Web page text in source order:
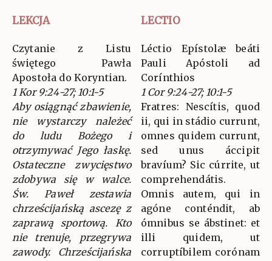
LEKCJA LECTIO
Czytanie z Listu
świętego Pawła
Apostoła do Koryntian.
1 Kor 9:24-27; 10:1-5
Aby osiągnąć zbawienie,
nie wystarczy należeć
do ludu Bożego i
otrzymywać Jego łaskę.
Ostateczne zwycięstwo
zdobywa się w walce.
Św. Paweł zestawia
chrześcijańską ascezę z
zaprawą sportową. Kto
nie trenuje, przegrywa
zawody. Chrześcijańska
Léctio Epístolæ beáti
Pauli Apóstoli ad
Corínthios
1 Cor 9:24-27; 10:1-5
Fratres: Nescítis, quod
ii, qui in stádio currunt,
omnes quidem currunt,
sed unus áccipit
bravíum? Sic cúrrite, ut
comprehendátis.
Omnis autem, qui in
agóne conténdit, ab
ómnibus se ábstinet: et
illi quidem, ut
corruptíbilem corónam